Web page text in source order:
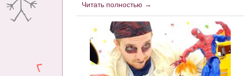
Читать полностью →